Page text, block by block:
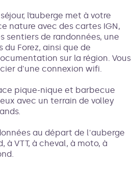
l’auberge met à votre
nature avec des cartes IGN,
sentiers de randonnées, une
Forez, ainsi que de
sur la région. Vous
d'une connexion wifi.
pique-nique et barbecue
avec un terrain de volley
au départ de l'auberge
à VTT, à cheval, à moto, à